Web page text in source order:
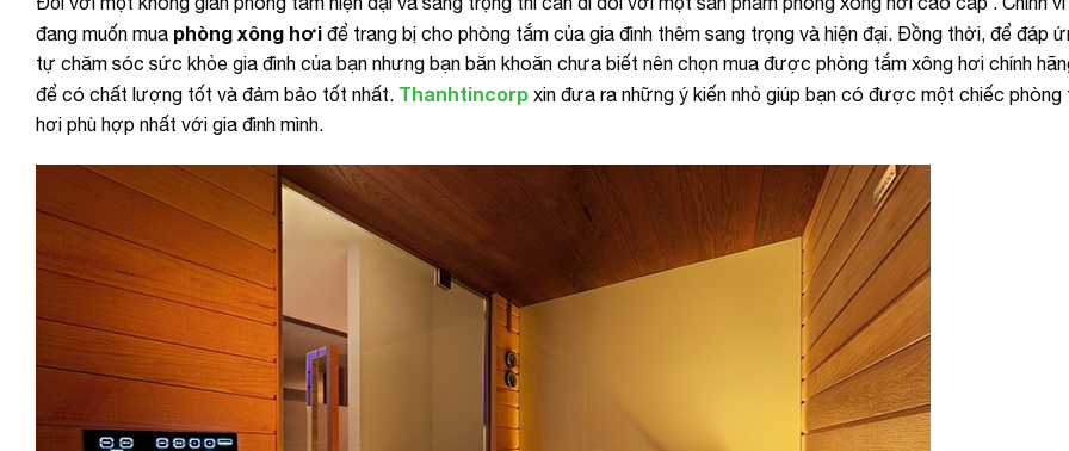
đang muốn mua phòng xông hơi để trang bị cho phòng tắm của gia đình thêm sang trọng và hiện đại. Đồng thời, để đáp
tự chăm sóc sức khỏe gia đình của bạn nhưng bạn băn khoăn chưa biết nên chọn mua được phòng tắm xông hơi chính
để có chất lượng tốt và đảm bảo tốt nhất. Thanhtincorp xin đưa ra những ý kiến nhỏ giúp bạn có được một chiếc phòng
hơi phù hợp nhất với gia đình mình.